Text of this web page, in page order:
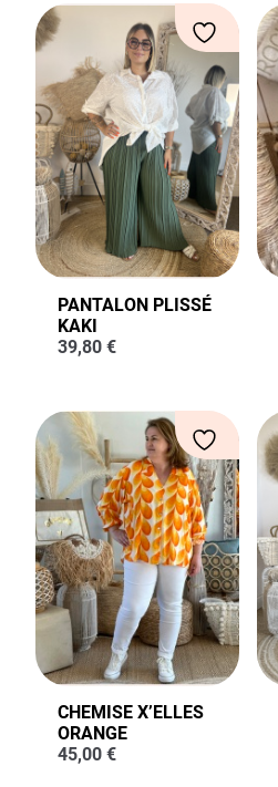
PANTALON PLISSÉ
KAKI
39,80 €
CHEMISE X’ELLES
ORANGE
45,00 €